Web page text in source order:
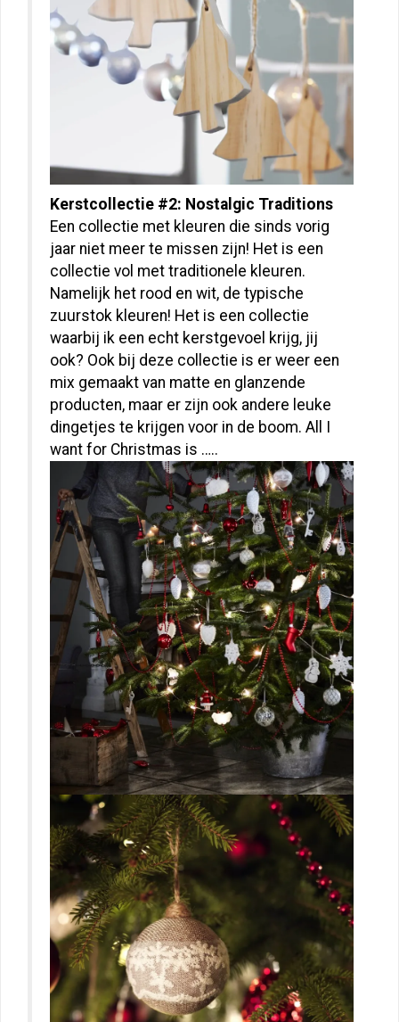
Kerstcollectie #2: Nostalgic Traditions
Een collectie met kleuren die sinds vorig
jaar niet meer te missen zijn! Het is een
collectie vol met traditionele kleuren.
Namelijk het rood en wit, de typische
zuurstok kleuren! Het is een collectie
waarbij ik een echt kerstgevoel krijg, jij
ook? Ook bij deze collectie is er weer een
mix gemaakt van matte en glanzende
producten, maar er zijn ook andere leuke
dingetjes te krijgen voor in de boom. All I
want for Christmas is …..